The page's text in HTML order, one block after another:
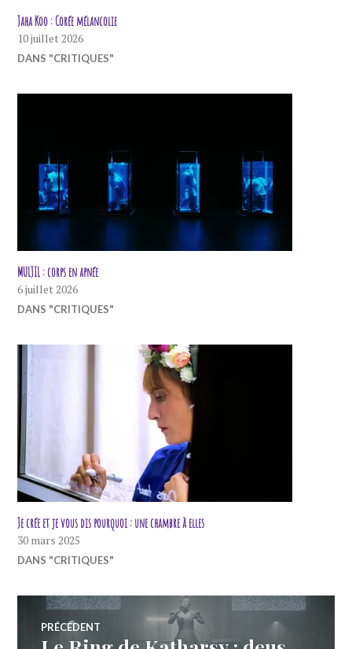
Jaha Koo : Corée mélancolie
10 juillet 2026
DANS "CRITIQUES"
MULJIL : corps en apnée
6 juillet 2026
DANS "CRITIQUES"
Je crée et je vous dis pourquoi : une chambre à elles
30 mars 2025
DANS "CRITIQUES"
Navigation
PRÉCÉDENT
Article